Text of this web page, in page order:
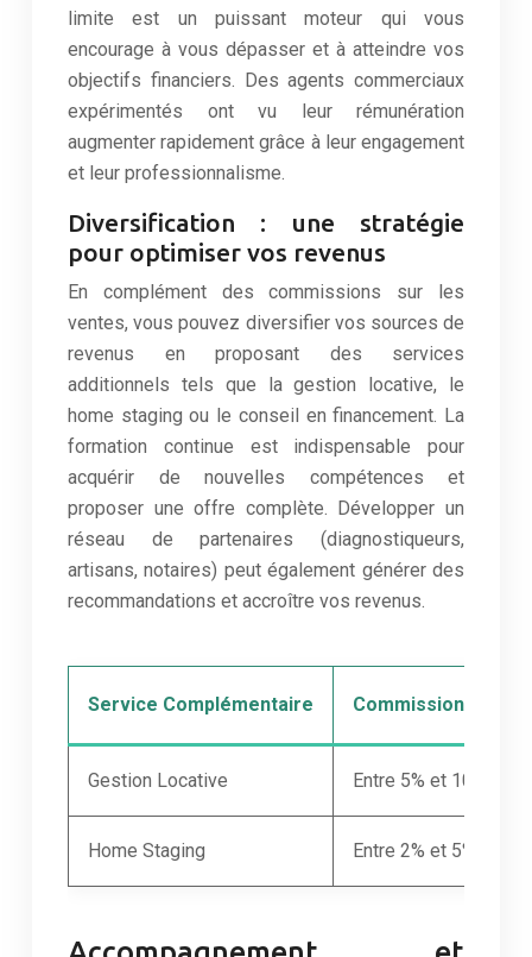
limite est un puissant moteur qui vous
encourage à vous dépasser et à atteindre vos
objectifs financiers. Des agents commerciaux
expérimentés ont vu leur rémunération
augmenter rapidement grâce à leur engagement
et leur professionnalisme.
Diversification : une stratégie
pour optimiser vos revenus
En complément des commissions sur les
ventes, vous pouvez diversifier vos sources de
revenus en proposant des services
additionnels tels que la gestion locative, le
home staging ou le conseil en financement. La
formation continue est indispensable pour
acquérir de nouvelles compétences et
proposer une offre complète. Développer un
réseau de partenaires (diagnostiqueurs,
artisans, notaires) peut également générer des
recommandations et accroître vos revenus.
Service Complémentaire Commission
Gestion Locative Entre 5% et 10%
Home Staging Entre 2% et 5% du